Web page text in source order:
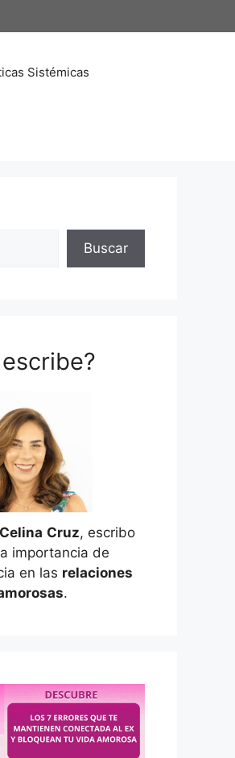
Sistémicas
Buscar
Cruz, escribo
importancia de
en las relaciones
.